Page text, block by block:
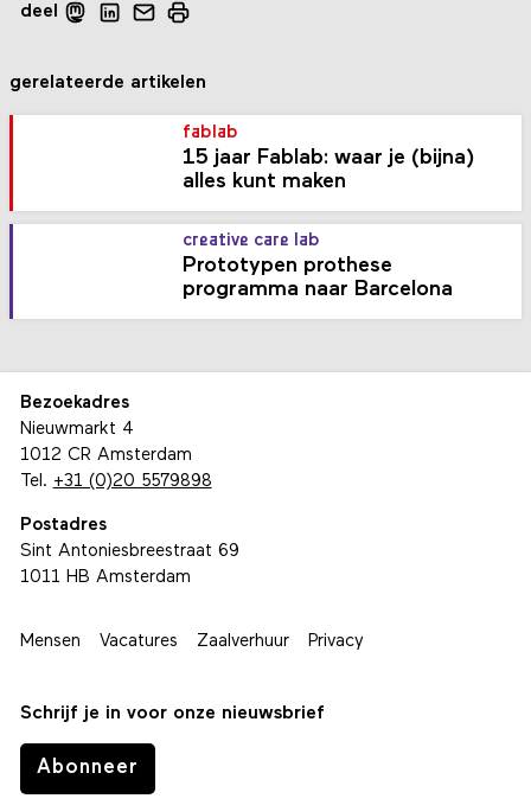
deel
gerelateerde artikelen
fablab
15 jaar Fablab: waar je (bijna)
alles kunt maken
creative care lab
Prototypen prothese
programma naar Barcelona
Bezoekadres
Nieuwmarkt 4
1012 CR Amsterdam
Tel. +31 (0)20 5579898
Postadres
Sint Antoniesbreestraat 69
1011 HB Amsterdam
Mensen Vacatures Zaalverhuur Privacy
Schrijf je in voor onze nieuwsbrief
Abonneer